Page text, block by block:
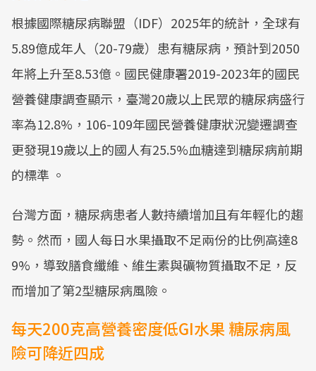
根據國際糖尿病聯盟（IDF）2025年的統計，全球有
5.89億成年人（20-79歲）患有糖尿病，預計到2050
年將上升至8.53億。國民健康署2019-2023年的國民
營養健康調查顯示，臺灣20歲以上民眾的糖尿病盛行
率為12.8%，106-109年國民營養健康狀況變遷調查
更發現19歲以上的國人有25.5%血糖達到糖尿病前期
的標準 。
台灣方面，糖尿病患者人數持續增加且有年輕化的趨
勢。然而，國人每日水果攝取不足兩份的比例高達8
9%，導致膳食纖維、維生素與礦物質攝取不足，反
而增加了第2型糖尿病風險。
每天200克高營養密度低GI水果 糖尿病風
險可降近四成